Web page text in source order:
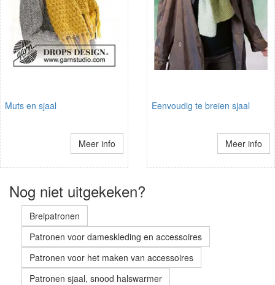
Muts en sjaal
Meer info
Eenvoudig te breien sjaal
Meer info
Nog niet uitgekeken?
Breipatronen
Patronen voor dameskleding en accessoires
Patronen voor het maken van accessoires
Patronen sjaal, snood halswarmer